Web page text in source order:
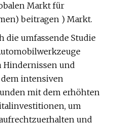
Markt für
beitragen ) Markt.
die umfassende Studie
Hindernissen und
dem intensiven
mit dem erhöhten
um
und